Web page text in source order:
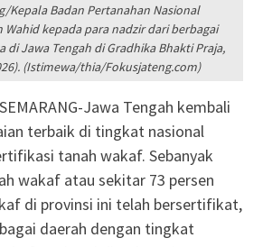
Kepala Badan Pertanahan Nasional
Wahid kepada para nadzir dari berbagai
di Jawa Tengah di Gradhika Bhakti Praja,
(Istimewa/thia/Fokusjateng.com)
Jawa Tengah kembali
terbaik di tingkat nasional
tanah wakaf. Sebanyak
wakaf atau sekitar 73 persen
di provinsi ini telah bersertifikat,
daerah dengan tingkat